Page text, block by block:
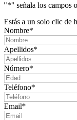
"*" señala los campos
Estás a un solo clic de
Nombre*
Apellidos*
Número*
Teléfono*
Email*